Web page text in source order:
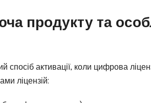
продукту та
спосіб активації, коли цифрова
ліцензій: